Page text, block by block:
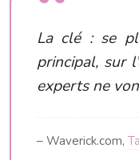
La clé : se
principal, sur
experts ne
– Waverick.com,